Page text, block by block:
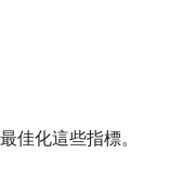
佳化這些指標。